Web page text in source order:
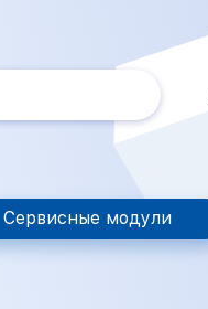
Сервисные модули